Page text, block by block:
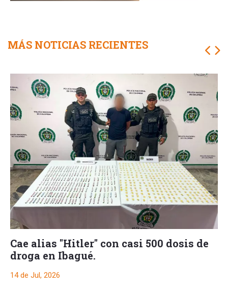
MÁS NOTICIAS RECIENTES
Cae alias "Hitler" con casi 500 dosis de
droga en Ibagué.
14 de Jul, 2026